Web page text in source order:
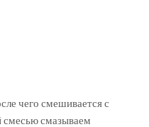
чего смешивается с
смазываем